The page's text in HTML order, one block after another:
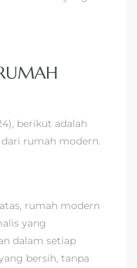
berikut adalah
rumah modern.
rumah modern
yang
dalam setiap
bersih, tanpa